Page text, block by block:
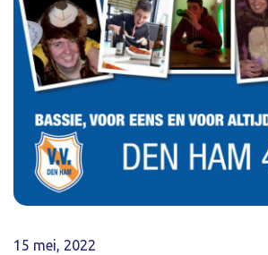
15 mei, 2022